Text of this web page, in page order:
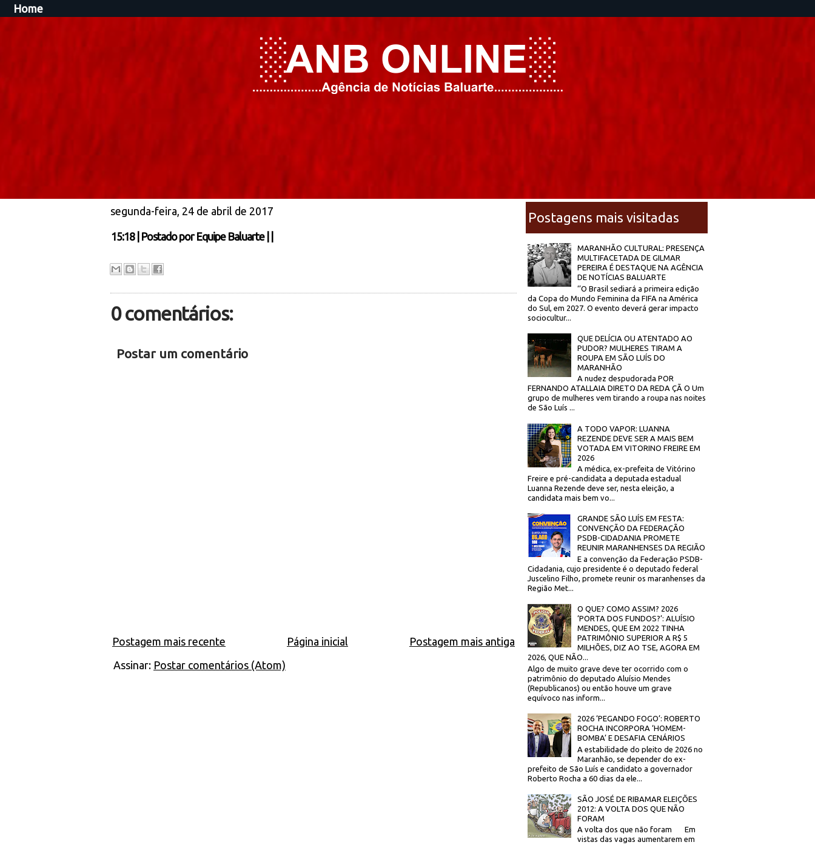
Home
segunda-feira, 24 de abril de 2017
15:18| Postado por Equipe Baluarte
0 comentários:
Postar um comentário
Postagem mais recente Postagem mais antiga
Página inicial
Assinar: Postar comentários (Atom)
Postagens mais visitadas
MARANHÃO CULTURAL: PRESENÇA
MULTIFACETADA DE GILMAR
PEREIRA É DESTAQUE NA AGÊNCIA
DE NOTÍCIAS BALUARTE
‘’O Brasil sediará a primeira edição
da Copa do Mundo Feminina da FIFA na América
do Sul, em 2027. O evento deverá gerar impacto
sociocultur...
QUE DELÍCIA OU ATENTADO AO
PUDOR? MULHERES TIRAM A
ROUPA EM SÃO LUÍS DO
MARANHÃO
A nudez despudorada POR
FERNANDO ATALLAIA DIRETO DA REDA ÇÃ O Um
grupo de mulheres vem tirando a roupa nas noites
de São Luís ...
A TODO VAPOR: LUANNA
REZENDE DEVE SER A MAIS BEM
VOTADA EM VITORINO FREIRE EM
2026
A médica, ex-prefeita de Vitórino
Freire e pré-candidata a deputada estadual
Luanna Rezende deve ser, nesta eleição, a
candidata mais bem vo...
GRANDE SÃO LUÍS EM FESTA:
CONVENÇÃO DA FEDERAÇÃO
PSDB-CIDADANIA PROMETE
REUNIR MARANHENSES DA REGIÃO
E a convenção da Federação PSDB-
Cidadania, cujo presidente é o deputado federal
Juscelino Filho, promete reunir os maranhenses da
Região Met...
O QUE? COMO ASSIM? 2026
‘PORTA DOS FUNDOS?’: ALUÍSIO
MENDES, QUE EM 2022 TINHA
PATRIMÔNIO SUPERIOR A R$ 5
MILHÕES, DIZ AO TSE, AGORA EM
2026, QUE NÃO...
Algo de muito grave deve ter ocorrido com o
patrimônio do deputado Aluísio Mendes
(Republicanos) ou então houve um grave
equívoco nas inform...
2026 ‘PEGANDO FOGO’: ROBERTO
ROCHA INCORPORA ‘HOMEM-
BOMBA’ E DESAFIA CENÁRIOS
A estabilidade do pleito de 2026 no
Maranhão, se depender do ex-
prefeito de São Luís e candidato a governador
Roberto Rocha a 60 dias da ele...
SÃO JOSÉ DE RIBAMAR ELEIÇÕES
2012: A VOLTA DOS QUE NÃO
FORAM
A volta dos que não foram Em
vistas das vagas aumentarem em